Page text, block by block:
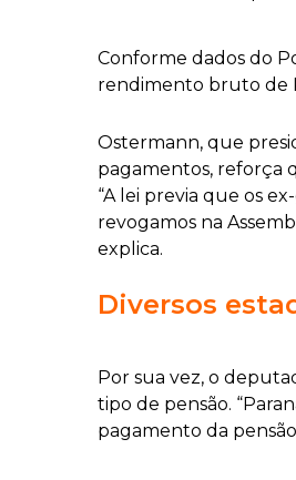
Conforme dados do
rendimento bruto de
Ostermann, que
pagamentos, reforça
“A lei previa que os
revogamos na
explica.
Diversos
Por sua vez, o
tipo de pensão.
pagamento da